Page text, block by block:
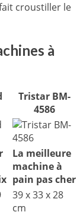
croustiller le
à
Tristar BM-
4586
La meilleure
machine à
pain pas cher
39 x 33 x 28
cm